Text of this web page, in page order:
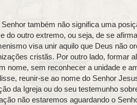
Senhor também não significa uma
do outro extremo, ou seja, de se
visa unir aquilo que Deus não
cristãs. Por outro lado, formar
nome, sem reconhecer a unidade e
reunir‑se ao nome do Senhor
da Igreja ou do seu testemunho
não estaremos aguardando o